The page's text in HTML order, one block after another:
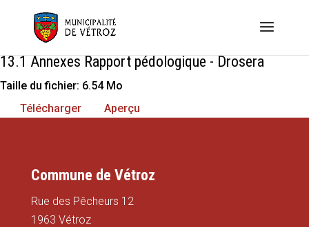
13.1 Annexes Rapport pédologique - Drosera
Taille du fichier: 6.54 Mo
Télécharger
Aperçu
Commune de Vétroz
Rue des Pêcheurs 12
1963 Vétroz